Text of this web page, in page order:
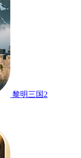
黎明三国2